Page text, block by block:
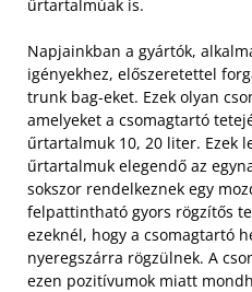
űrtartalmúak is.
Napjainkban a gyártók,
igényekhez, előszeretettel
trunk bag-eket. Ezek olyan
amelyeket a csomagtartó
űrtartalmuk 10, 20 liter. Ezek
űrtartalmuk elegendő az
sokszor rendelkeznek egy
felpattintható gyors rögzítős
ezeknél, hogy a csomagtartó
nyeregszárra rögzülnek. A
ezen pozitívumok miatt